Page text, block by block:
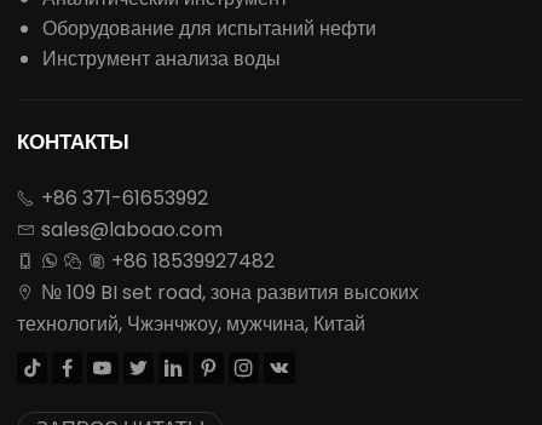
Оборудование для испытаний нефти
Инструмент анализа воды
КОНТАКТЫ
 +86 371-61653992
 sales@laboao.com
    +86 18539927482

№ 109 BI set road, зона развития высоких
технологий, Чжэнчжоу, мужчина, Китай
       